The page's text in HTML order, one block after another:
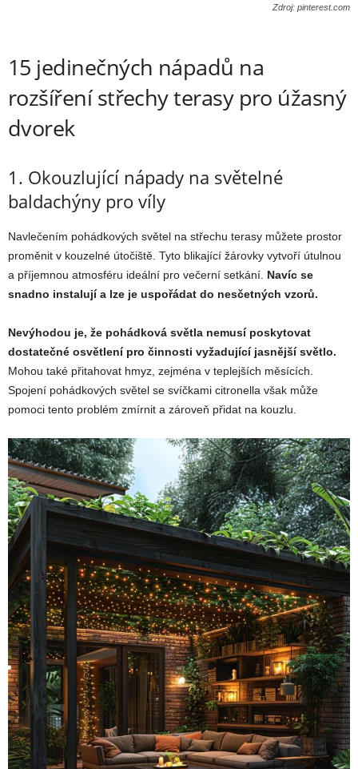
Zdroj: pinterest.com
15 jedinečných nápadů na
rozšíření střechy terasy pro úžasný
dvorek
1. Okouzlující nápady na světelné
baldachýny pro víly
Navlečením pohádkových světel na střechu terasy můžete prostor
proměnit v kouzelné útočiště. Tyto blikající žárovky vytvoří útulnou
a příjemnou atmosféru ideální pro večerní setkání. Navíc se
snadno instalují a lze je uspořádat do nesčetných vzorů.
Nevýhodou je, že pohádková světla nemusí poskytovat
dostatečné osvětlení pro činnosti vyžadující jasnější světlo.
Mohou také přitahovat hmyz, zejména v teplejších měsících.
Spojení pohádkových světel se svíčkami citronella však může
pomoci tento problém zmírnit a zároveň přidat na kouzlu.